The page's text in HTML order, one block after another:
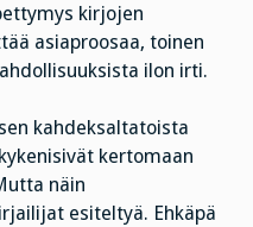
kirjojen
asiaproosaa, toinen
ilon irti.
kahdeksaltatoista
kertomaan
näin
esiteltyä. Ehkäpä